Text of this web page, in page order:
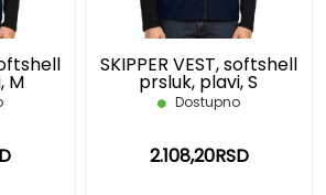
M
SKIPPER VEST, softshell
prsluk, plavi, S
Dostupno
2.108,20RSD